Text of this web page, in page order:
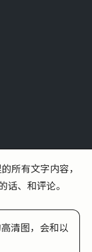
所有文字内容，
、和评论。
清图，会和以